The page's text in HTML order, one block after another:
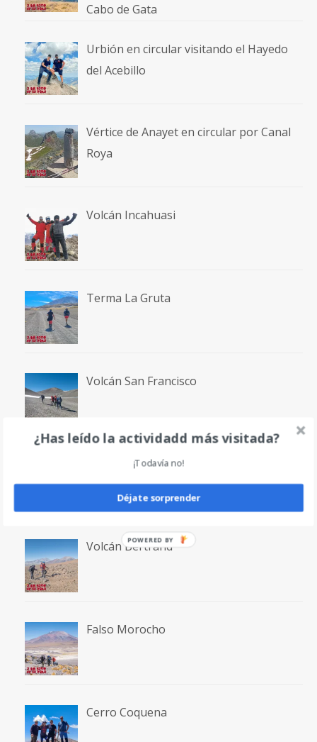
Cabo de Gata
Urbión en circular visitando el Hayedo
del Acebillo
Vértice de Anayet en circular por Canal
Roya
Volcán Incahuasi
Terma La Gruta
Volcán San Francisco
Laguna San Francisco
Volcán Bertrand
Falso Morocho
Cerro Coquena
¿Has leído la actividadd más visitada?
¡Todavía no!
Déjate sorprender
POWERED